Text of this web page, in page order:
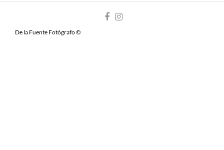
De la Fuente Fotógrafo ©